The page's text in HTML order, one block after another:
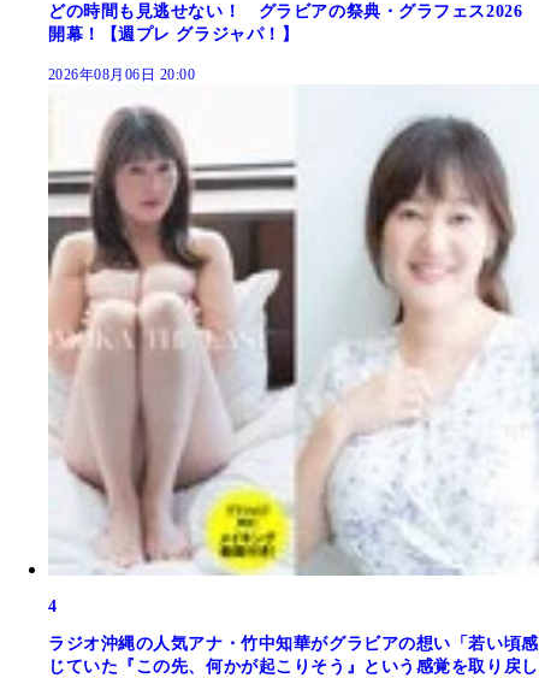
どの時間も見逃せない！ グラビアの祭典・グラフェス2026
開幕！【週プレ グラジャパ！】
2026年08月06日 20:00
4
ラジオ沖縄の人気アナ・竹中知華がグラビアの想い「若い頃感
じていた『この先、何かが起こりそう』という感覚を取り戻し